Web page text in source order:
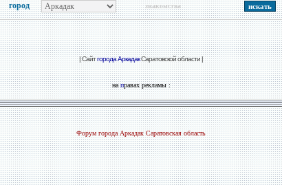
город
знакомства
| Сайтгорода АркадакСаратовской области |
направах рекламы :
Форум города Аркадак Саратовская область